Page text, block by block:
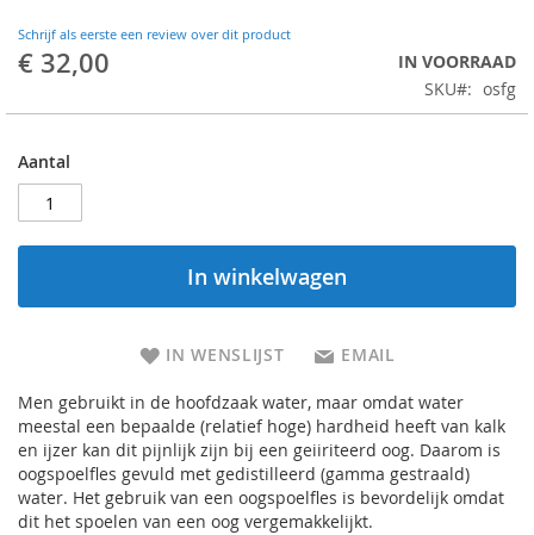
Schrijf als eerste een review over dit product
€ 32,00
IN VOORRAAD
SKU
osfg
Aantal
In winkelwagen
IN WENSLIJST EMAIL
Men gebruikt in de hoofdzaak water, maar omdat water
meestal een bepaalde (relatief hoge) hardheid heeft van kalk
en ijzer kan dit pijnlijk zijn bij een geiiriteerd oog. Daarom is
oogspoelfles gevuld met gedistilleerd (gamma gestraald)
water. Het gebruik van een oogspoelfles is bevordelijk omdat
dit het spoelen van een oog vergemakkelijkt.